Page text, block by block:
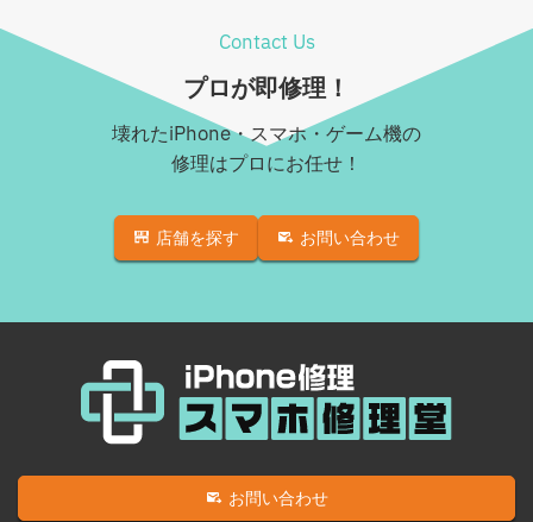
Contact Us
プロが即修理！
壊れたiPhone・スマホ・ゲーム機の
修理はプロにお任せ！
店舗を探す お問い合わせ
お問い合わせ